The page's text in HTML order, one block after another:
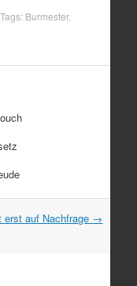
. Tags: Burmester,
erst auf Nachfrage →